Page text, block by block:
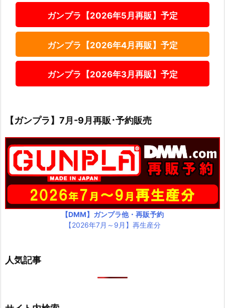
ガンプラ【2026年5月再販】予定
ガンプラ【2026年4月再販】予定
ガンプラ【2026年3月再販】予定
【ガンプラ】7月-9月再販･予約販売
【DMM】ガンプラ他・再販予約
【2026年7月～9月】再生産分
人気記事